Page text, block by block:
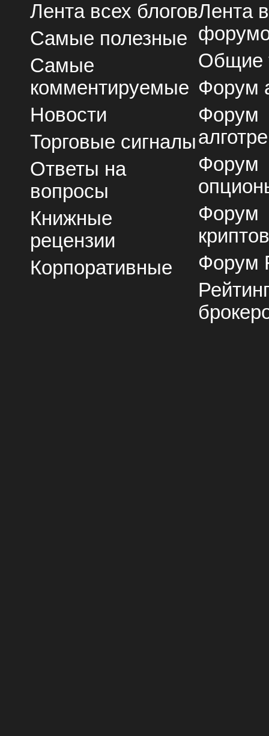
Лента всех блогов
Самые полезные
Самые
комментируемые
Новости
Торговые сигналы
Ответы на
вопросы
Книжные
рецензии
Корпоративные
Лента
Общие
Форум
Форум
Форум
Форум
Форум